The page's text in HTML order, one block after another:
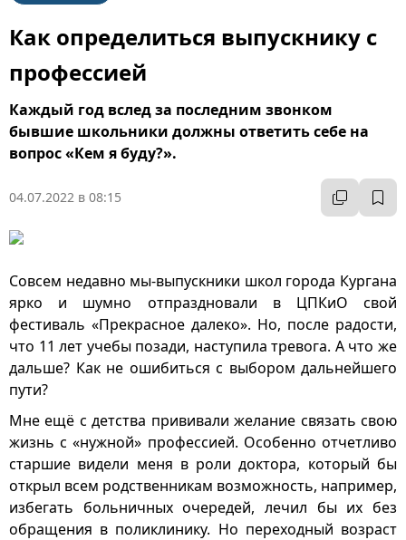
Как определиться выпускнику с
профессией
Каждый год вслед за последним звонком
бывшие школьники должны ответить себе на
вопрос «Кем я буду?».
04.07.2022 в 08:15
Совсем недавно мы-выпускники школ города Кургана
ярко и шумно отпраздновали в ЦПКиО свой
фестиваль «Прекрасное далеко». Но, после радости,
что 11 лет учебы позади, наступила тревога. А что же
дальше? Как не ошибиться с выбором дальнейшего
пути?
Мне ещё с детства прививали желание связать свою
жизнь с «нужной» профессией. Особенно отчетливо
старшие видели меня в роли доктора, который бы
открыл всем родственникам возможность, например,
избегать больничных очередей, лечил бы их без
обращения в поликлинику. Но переходный возраст